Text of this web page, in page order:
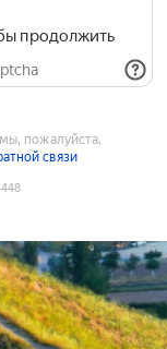
продолжить
пожалуйста,
связи